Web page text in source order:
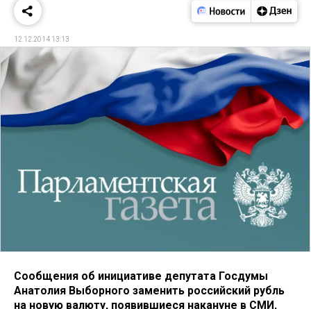
12.12.2014 13:13
Сообщения об инициативе депутата Госдумы
Анатолия Выборного заменить российский рубль
на новую валюту, появившиеся накануне в СМИ,